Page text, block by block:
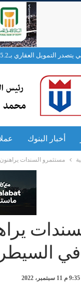
العقاري بـ25.2 مليار جنيه ضمن مبادرة محدودي ومتوسطي الدخل
أخبار البنوك
مستثمرو السندات
في
9:35 م 11 سبتمبر، 2022